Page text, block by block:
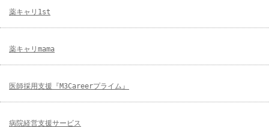
薬キャリ1st
薬キャリmama
医師採用支援『M3Careerプライム』
病院経営支援サービス